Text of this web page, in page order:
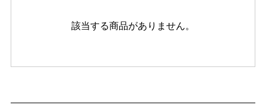
該当する商品がありません。